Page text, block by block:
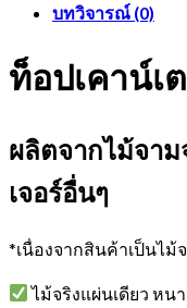
บทวิจารณ์ (0)
ท็อปเคาน์เ
ผลิตจากไม้จาม
เจอร์อื่นๆ
*เนื่องจากสินค้าเป็นไ
ไม้จริงแผ่นเดียว หน